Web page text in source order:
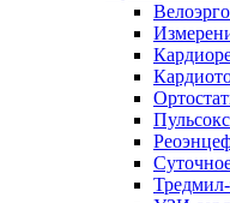
Тредмил-